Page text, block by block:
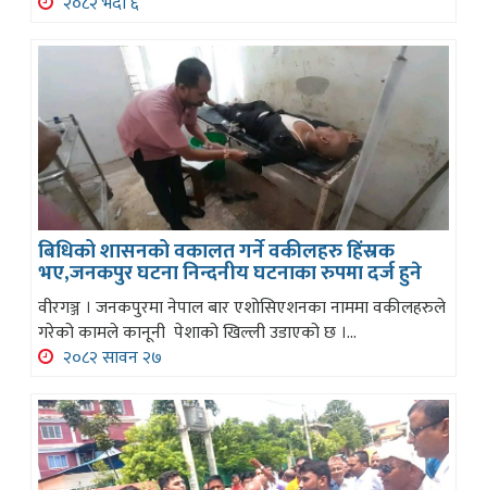
बिधिको शासनको वकालत गर्ने वकीलहरु हिंस्रक
भए,जनकपुर घटना निन्दनीय घटनाका रुपमा दर्ज हुने
वीरगञ्ज । जनकपुरमा नेपाल बार एशोसिएशनका नाममा वकीलहरुले
गरेको कामले कानूनी पेशाको खिल्ली उडाएको छ ।...
२०८२ सावन २७